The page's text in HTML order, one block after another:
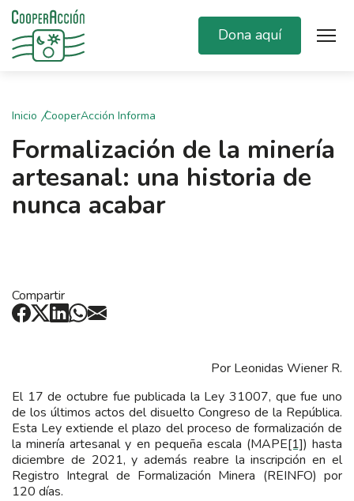
Dona aquí
Inicio CooperAcción Informa
Formalización de la minería
artesanal: una historia de
nunca acabar
Compartir
Por Leonidas Wiener R.
El 17 de octubre fue publicada la Ley 31007, que fue uno
de los últimos actos del disuelto Congreso de la República.
Esta Ley extiende el plazo del proceso de formalización de
la minería artesanal y en pequeña escala (MAPE[1]) hasta
diciembre de 2021, y además reabre la inscripción en el
Registro Integral de Formalización Minera (REINFO) por
120 días.